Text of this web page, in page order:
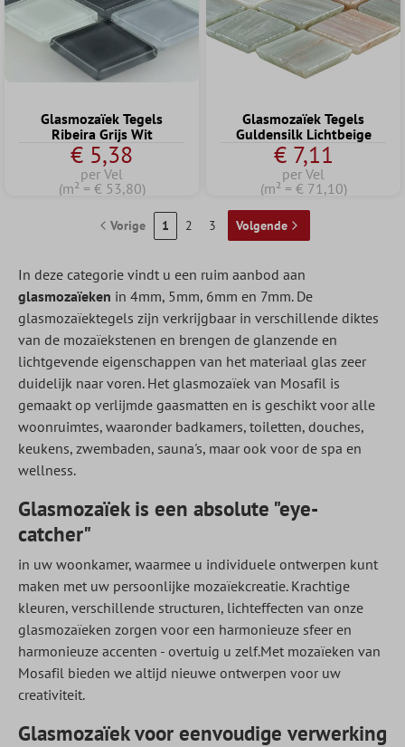
Glasmozaïek Tegels
Ribeira Grijs Wit
€ 5,38
per Vel
(m² = € 53,80)
Glasmozaïek Tegels
Guldensilk Lichtbeige
€ 7,11
per Vel
(m² = € 71,10)
Vorige 1 2 3 Volgende
In deze categorie vindt u een ruim aanbod aan
glasmozaïeken in 4mm, 5mm, 6mm en 7mm. De
glasmozaïektegels zijn verkrijgbaar in verschillende diktes
van de mozaïekstenen en brengen de glanzende en
lichtgevende eigenschappen van het materiaal glas zeer
duidelijk naar voren. Het glasmozaïek van Mosafil is
gemaakt op verlijmde gaasmatten en is geschikt voor alle
woonruimtes, waaronder badkamers, toiletten, douches,
keukens, zwembaden, sauna's, maar ook voor de spa en
wellness.
Glasmozaïek is een absolute "eye-
catcher"
in uw woonkamer, waarmee u individuele ontwerpen kunt
maken met uw persoonlijke mozaïekcreatie. Krachtige
kleuren, verschillende structuren, lichteffecten van onze
glasmozaïeken zorgen voor een harmonieuze sfeer en
harmonieuze accenten - overtuig u zelf.Met mozaïeken van
Mosafil bieden we altijd nieuwe ontwerpen voor uw
creativiteit.
Glasmozaïek voor eenvoudige verwerking